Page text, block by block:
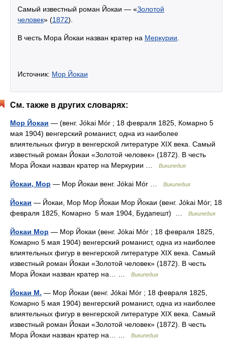
Самый известный роман Йокаи — «Золотой
человек» (1872).
В честь Мора Йокаи назван кратер на Меркурии
Источник: Мор Йокаи
См. также в других словарях:
Мор Йокаи — (венг. Jókai Mór ; 18 февраля 1825, Комарно 5
мая 1904) венгерский романист, одна из наиболее
влиятельных фигур в венгерской литературе XIX века. Самый
известный роман Йокаи «Золотой человек» (1872). В честь
Мора Йокаи назван кратер на Меркурии …
Википедия
Йокаи, Мор — Мор Йокаи венг. Jókai Mór … Википедия
Йокаи — Йокаи, Мор Мор Йокаи Мор Йокаи (венг. Jókai Mór; 18
февраля 1825, Комарно 5 мая 1904, Будапешт) …
Википедия
Йокаи Мор — Мор Йокаи (венг. Jókai Mór ; 18 февраля 1825,
Комарно 5 мая 1904) венгерский романист, одна из наиболее
влиятельных фигур в венгерской литературе XIX века. Самый
известный роман Йокаи «Золотой человек» (1872). В честь
Мора Йокаи назван кратер на… …
Википедия
Йокаи М. — Мор Йокаи (венг. Jókai Mór ; 18 февраля 1825,
Комарно 5 мая 1904) венгерский романист, одна из наиболее
влиятельных фигур в венгерской литературе XIX века. Самый
известный роман Йокаи «Золотой человек» (1872). В честь
Мора Йокаи назван кратер на… …
Википедия